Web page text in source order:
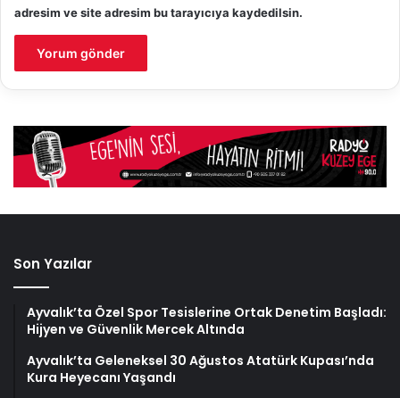
adresim ve site adresim bu tarayıcıya kaydedilsin.
Son Yazılar
Ayvalık’ta Özel Spor Tesislerine Ortak Denetim Başladı:
Hijyen ve Güvenlik Mercek Altında
Ayvalık’ta Geleneksel 30 Ağustos Atatürk Kupası’nda
Kura Heyecanı Yaşandı